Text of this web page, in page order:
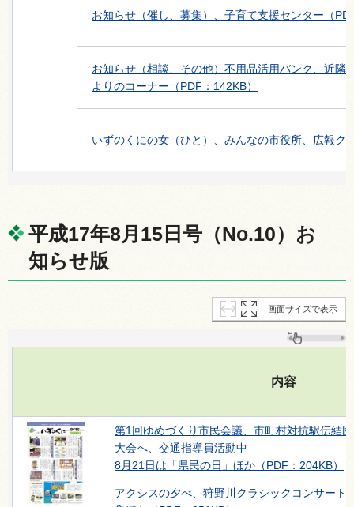
お知らせ（催し、募集）、子育て支援センター（
お知らせ（相談、その他）不用品活用バンク、近隣
よりのコーナー（PDF：142KB）
いずのくにの女（ひと）、みんなの市役所、広報ク
平成17年8月15日号（No.10）お
知らせ版
画面サイズで表示
内容
第1回ゆめづくり市民会議、市町村対抗駅伝結
大会へ、交通指導員活動中
8月21日は「県民の日」ほか（PDF：204KB）
アクシスの夕べ、狩野川クラシックコンサート